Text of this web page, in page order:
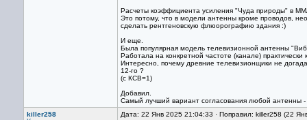
Расчеты коэффициента усиления "Чуда природы" в
Это потому, что в модели антенны кроме проводов,
сделать рентгеновскую флюорографию здания :)
И еще.
Была популярная модель телевизионной антенны
Работала на конкретной частоте (канале) практически
Интересно, почему древние телевизионщики не
12-го ?
(с КСВ=1)
Добавил.
Самый лучший вариант согласования любой антенны
killer258
Дата: 22 Янв 2025 21:04:33 · Поправил: killer258 (22